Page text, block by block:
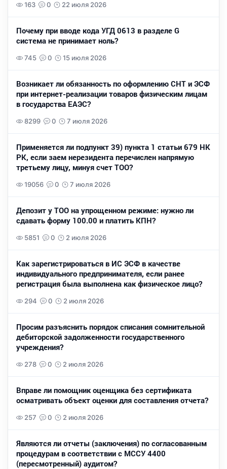
163 0 22 июля 2026
Почему при вводе кода УГД 0613 в разделе G
система не принимает ноль?
745 0 15 июля 2026
Возникает ли обязанность по оформлению СНТ и ЭСФ
при интернет-реализации товаров физическим лицам
в государства ЕАЭС?
8299 0 7 июля 2026
Применяется ли подпункт 39) пункта 1 статьи 679 НК
РК, если заем нерезидента перечислен напрямую
третьему лицу, минуя счет ТОО?
19056 0 7 июля 2026
Депозит у ТОО на упрощенном режиме: нужно ли
сдавать форму 100.00 и платить КПН?
5851 0 2 июля 2026
Как зарегистрироваться в ИС ЭСФ в качестве
индивидуального предпринимателя, если ранее
регистрация была выполнена как физическое лицо?
294 0 2 июля 2026
Просим разъяснить порядок списания сомнительной
дебиторской задолженности государственного
учреждения?
278 0 2 июля 2026
Вправе ли помощник оценщика без сертификата
осматривать объект оценки для составления отчета?
257 0 2 июля 2026
Являются ли отчеты (заключения) по согласованным
процедурам в соответствии с МССУ 4400
(пересмотренный) аудитом?